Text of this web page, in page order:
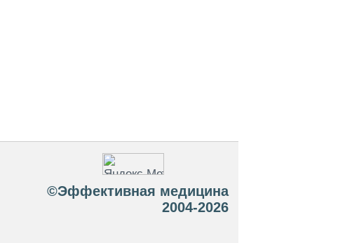
©Эффективная медицина
2004-2026